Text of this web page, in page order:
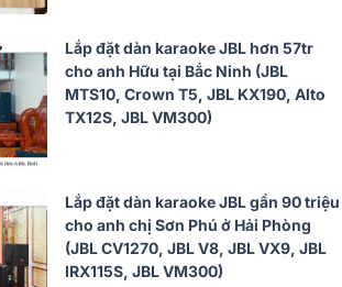
Lắp đặt dàn karaoke JBL hơn 57tr
cho anh Hữu tại Bắc Ninh (JBL
MTS10, Crown T5, JBL KX190, Alto
TX12S, JBL VM300)
Lắp đặt dàn karaoke JBL gần 90 triệu
cho anh chị Sơn Phú ở Hải Phòng
(JBL CV1270, JBL V8, JBL VX9, JBL
IRX115S, JBL VM300)